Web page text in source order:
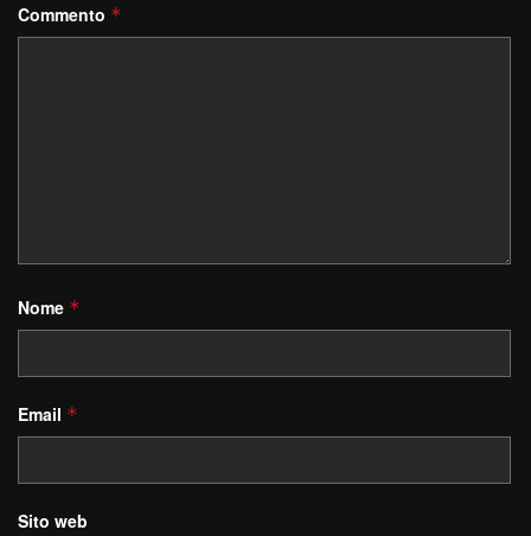
Commento *
Nome *
Email *
Sito web